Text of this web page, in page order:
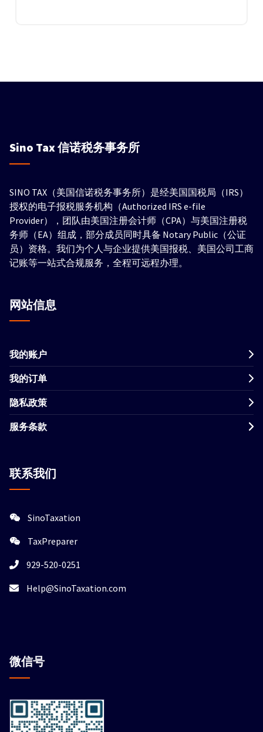
Sino Tax信诺税务事务所
SINO TAX（美国信诺税务事务所）是经美国国税局（IRS）
授权的电子报税服务机构（Authorized IRS e-file
Provider），团队由美国注册会计师（CPA）与美国注册税
务师（EA）组成，部分成员同时具备 Notary Public（公证
员）资格。我们为个人与企业提供美国报税、美国公司工商
记账等一站式合规服务，全程可远程办理。
网站信息
我的账户
我的订单
隐私政策
服务条款
联系我们
SinoTaxation
TaxPreparer
929-520-0251
Help@SinoTaxation.com
微信号